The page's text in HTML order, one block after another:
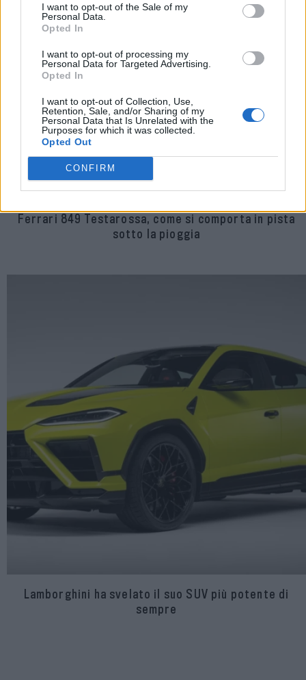
I want to opt-out of the Sale of my
Personal Data.
Opted In
I want to opt-out of processing my
Personal Data for Targeted Advertising.
Opted In
I want to opt-out of Collection, Use,
Retention, Sale, and/or Sharing of my
Personal Data that Is Unrelated with the
Purposes for which it was collected.
Opted Out
CONFIRM
Ferrari 849 Testarossa, come si comporta in pista
sotto la pioggia
Lamborghini ha svelato il suo SUV più potente di
sempre